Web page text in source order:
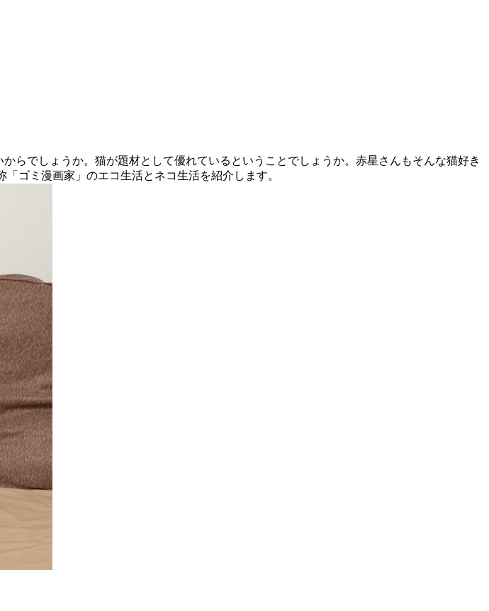
らでしょうか。猫が題材として優れているということでしょうか。赤星さんもそんな猫好き
ゴミ漫画家」のエコ生活とネコ生活を紹介します。